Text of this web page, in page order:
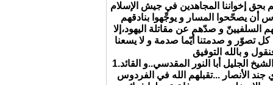
بحق إخواننا المجاهدين في جيش الإسلام
أن يصحّحوا المسار و يوجِّهوا بنادقهم
السلفيينّ و صدّهم عن مقاتلة اليهود،إلا
كل تصوّر و صدمتنا أيّما صدمة و لا يسعنا
1.ننعى للأمة الإسلاميّة شهداء "المسجد الأبيض" ...الشيخ الجليل أبا النور المقدسي..و القائد
جند الأنصار ...تقبلهم الله في الفردوس